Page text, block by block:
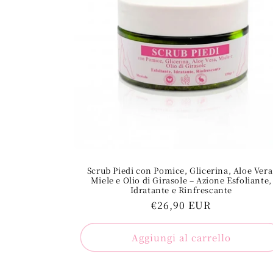
Scrub Piedi con Pomice, Glicerina, Aloe
Miele e Olio di Girasole – Azione Esfoliante,
Idratante e Rinfrescante
Prezzo
regolare
€26,90 EUR
Aggiungi al carrello